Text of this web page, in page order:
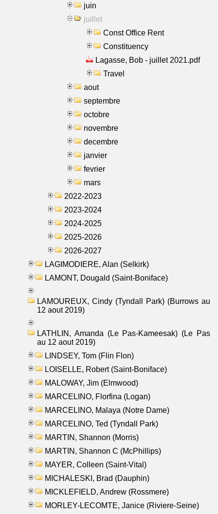
juin
juillet
Const Office Rent
Constituency
Lagasse, Bob - juillet 2021.pdf
Travel
aout
septembre
octobre
novembre
decembre
janvier
fevrier
mars
2022-2023
2023-2024
2024-2025
2025-2026
2026-2027
LAGIMODIERE, Alan (Selkirk)
LAMONT, Dougald (Saint-Boniface)
LAMOUREUX, Cindy (Tyndall Park) (Burrows au
12 aout 2019)
LATHLIN, Amanda (Le Pas-Kameesak) (Le Pas
au 12 aout 2019)
LINDSEY, Tom (Flin Flon)
LOISELLE, Robert (Saint-Boniface)
MALOWAY, Jim (Elmwood)
MARCELINO, Florfina (Logan)
MARCELINO, Malaya (Notre Dame)
MARCELINO, Ted (Tyndall Park)
MARTIN, Shannon (Morris)
MARTIN, Shannon C (McPhillips)
MAYER, Colleen (Saint-Vital)
MICHALESKI, Brad (Dauphin)
MICKLEFIELD, Andrew (Rossmere)
MORLEY-LECOMTE, Janice (Riviere-Seine)